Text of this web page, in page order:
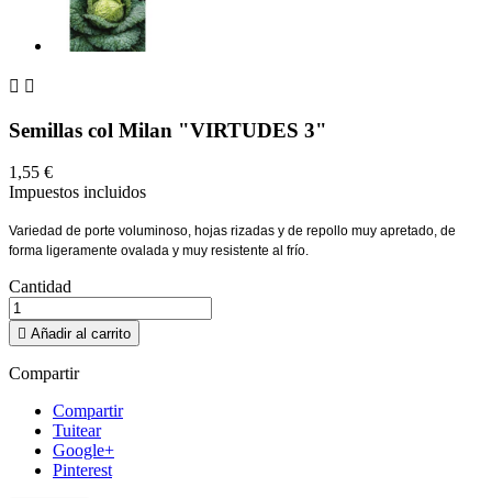
 
Semillas col Milan "VIRTUDES 3"
1,55 €
Impuestos incluidos
Variedad de porte voluminoso, hojas rizadas y de repollo muy apretado, de
forma ligeramente ovalada y muy resistente al frío.
Cantidad
 Añadir al carrito
Compartir
Compartir
Tuitear
Google+
Pinterest